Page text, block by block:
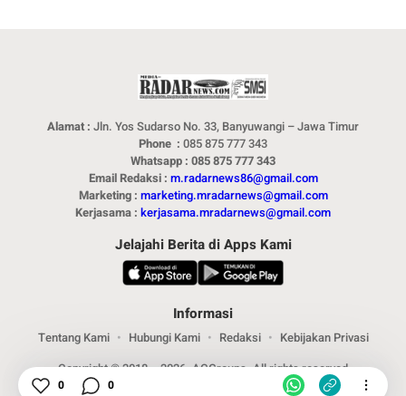
Alamat : Jln. Yos Sudarso No. 33, Banyuwangi – Jawa Timur
Phone : 085 875 777 343
Whatsapp : 085 875 777 343
Email Redaksi : m.radarnews86@gmail.com
Marketing : marketing.mradarnews@gmail.com
Kerjasama : kerjasama.mradarnews@gmail.com
Jelajahi Berita di Apps Kami
Informasi
Tentang Kami Hubungi Kami Redaksi
Kebijakan Privasi
Copyright © 2018 – 2026. ACGroups. All rights reserved
0 0